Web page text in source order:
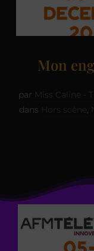
Mon
par
dans
,